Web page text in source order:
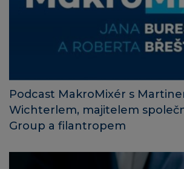
Podcast MakroMixér s
Wichterlem, majitelem
Group a filantropem